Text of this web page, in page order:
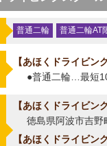
普通二輪 普通二輪AT
あほくドライビン
●普通二輪…最短
あほくドライビン
徳島県阿波市吉
あほくドライビン